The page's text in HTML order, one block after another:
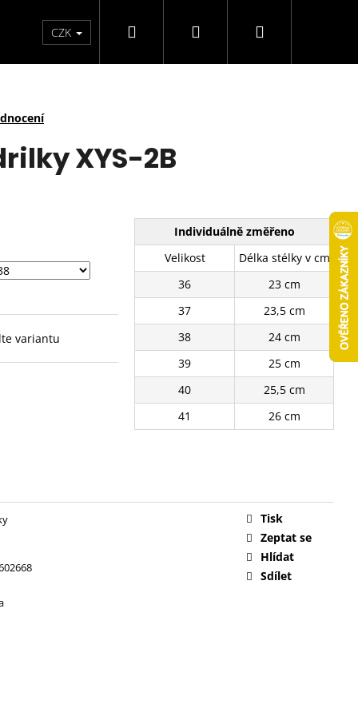
CZK Hledat PřihlášeníNákupní
XYS-2B
Individuálně změřeno
Velikost
Délka stélky v cm
36
23 cm
37
23,5 cm
38
24 cm
39
25 cm
40
25,5 cm
41
26 cm
variantu
Tisk
Zeptat se
Hlídat
Sdílet
TENISKY SJ2637-3BE